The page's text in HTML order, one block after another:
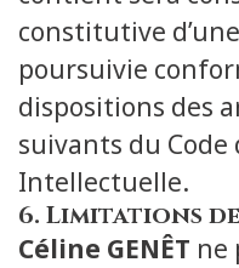
constitutive
poursuivie
dispositions des
suivants du Code
Intellectuelle.
6. Limitations
Céline GENÊT ne